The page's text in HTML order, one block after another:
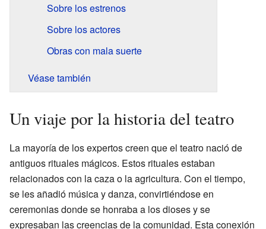
Sobre los estrenos
Sobre los actores
Obras con mala suerte
Véase también
Un viaje por la historia del teatro
La mayoría de los expertos creen que el teatro nació de
antiguos rituales mágicos. Estos rituales estaban
relacionados con la caza o la agricultura. Con el tiempo,
se les añadió música y danza, convirtiéndose en
ceremonias donde se honraba a los dioses y se
expresaban las creencias de la comunidad. Esta conexión